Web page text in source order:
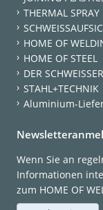
THERMAL
HOME OF
HOME OF STEEL
DER SCHWEISSER
STAHL+TECHNIK
Aluminium-
Wenn Sie an
Informationen
zum HOME OF